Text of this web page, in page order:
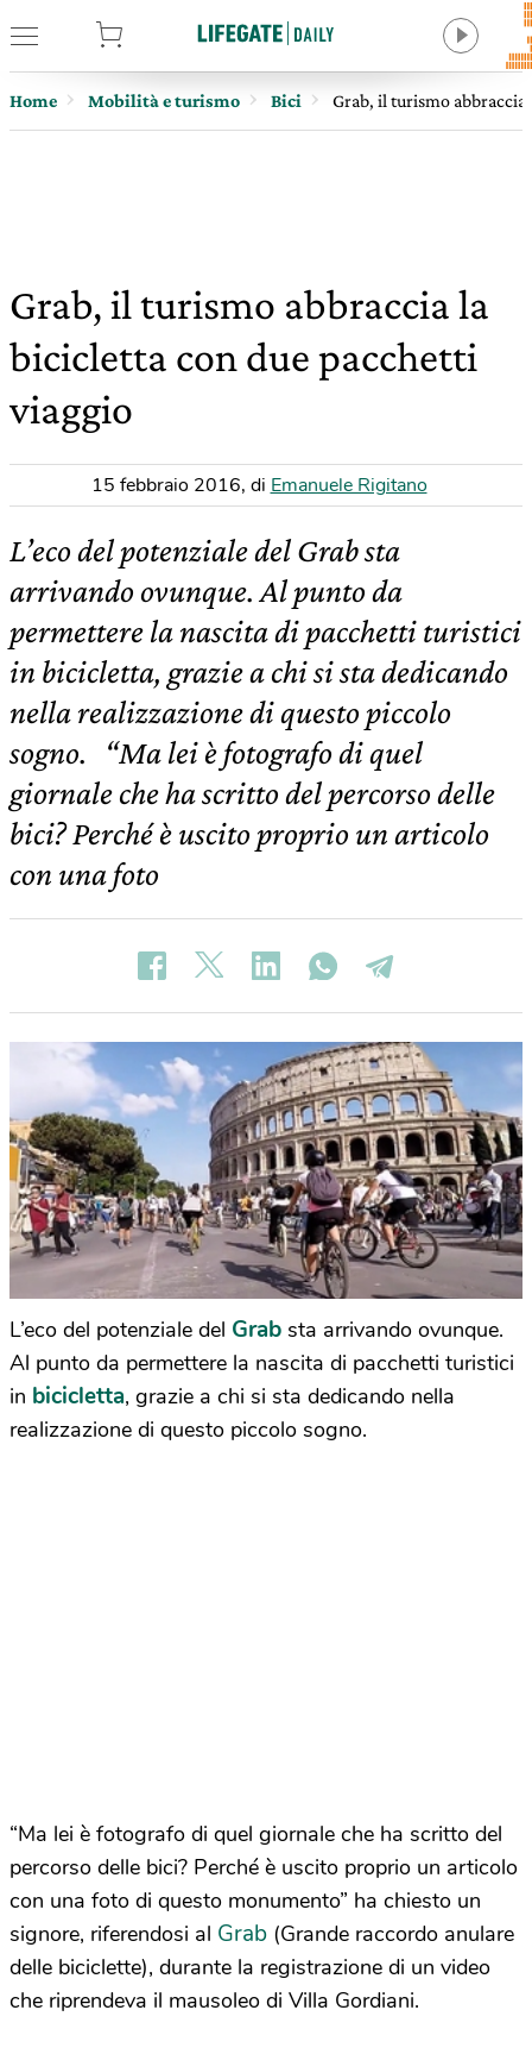
Home Mobilità e turismo Bici Grab, il turismo
Grab, il turismo abbraccia la
bicicletta con due pacchetti
viaggio
15 febbraio 2016, di Emanuele Rigitano
L’eco del potenziale del Grab sta
arrivando ovunque. Al punto da
permettere la nascita di pacchetti turistici
in bicicletta, grazie a chi si sta dedicando
nella realizzazione di questo piccolo
sogno. “Ma lei è fotografo di quel
giornale che ha scritto del percorso delle
bici? Perché è uscito proprio un articolo
con una foto
L’eco del potenziale del Grab sta arrivando ovunque.
Al punto da permettere la nascita di pacchetti turistici
in bicicletta, grazie a chi si sta dedicando nella
realizzazione di questo piccolo sogno.
“Ma lei è fotografo di quel giornale che ha scritto del
percorso delle bici? Perché è uscito proprio un articolo
con una foto di questo monumento” ha chiesto un
signore, riferendosi al Grab (Grande raccordo anulare
delle biciclette), durante la registrazione di un video
che riprendeva il mausoleo di Villa Gordiani.